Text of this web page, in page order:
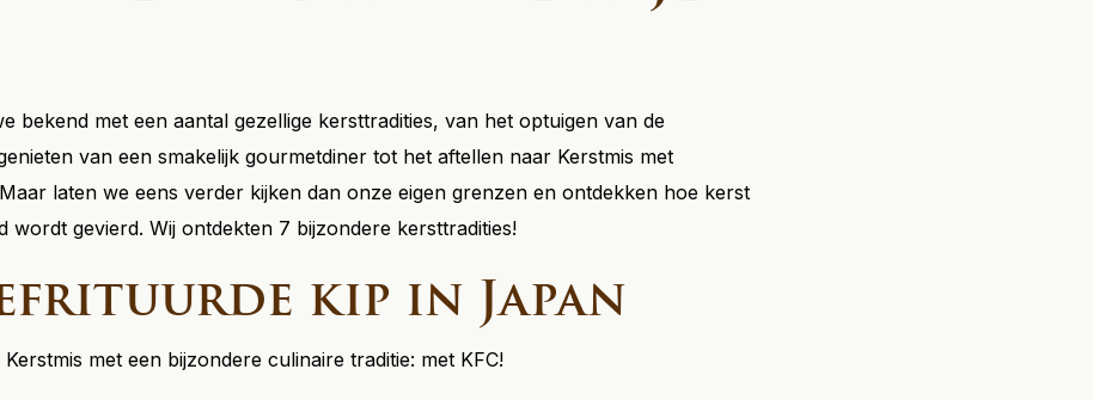
bekend met een aantal gezellige kersttradities, van het optuigen van de
van een smakelijk gourmetdiner tot het aftellen naar Kerstmis met
laten we eens verder kijken dan onze eigen grenzen en ontdekken hoe kerst
wordt gevierd. Wij ontdekten 7 bijzondere kersttradities!
kip in Japan
met een bijzondere culinaire traditie: met KFC!